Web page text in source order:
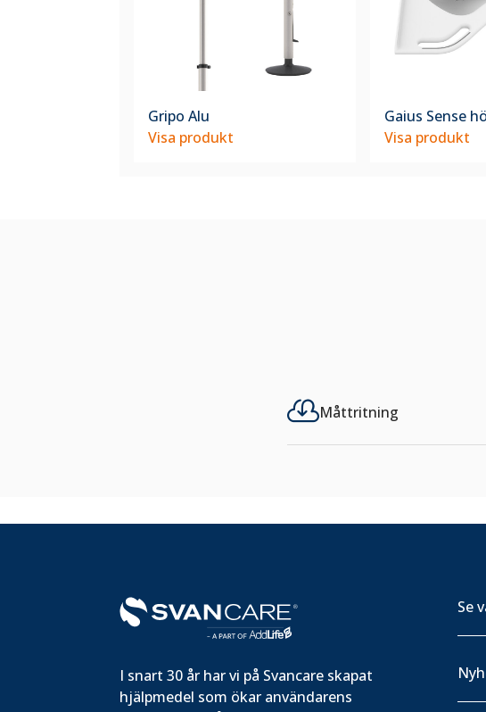
Gripo Alu
Visa produkt
Gaius Sense
Visa produkt
Måttritning
I snart 30 år har vi på Svancare skapat
hjälpmedel som ökar användarens
Se